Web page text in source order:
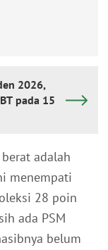
2026,
pada 15
adalah
menempati
28 poin
ada PSM
belum